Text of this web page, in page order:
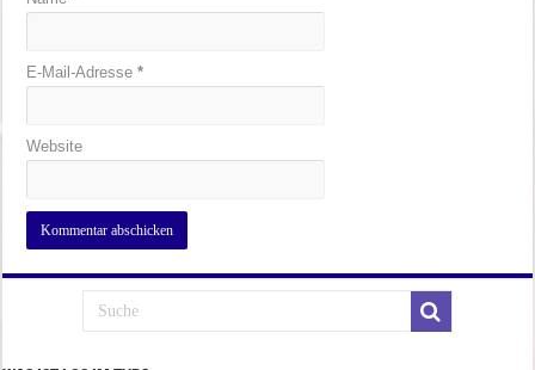
E-Mail-Adresse*
Website